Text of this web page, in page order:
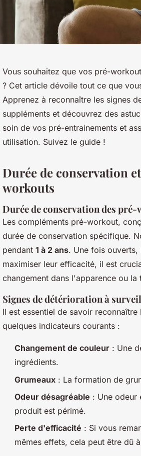
Vous souhaitez que vos pré-
? Cet article dévoile tout ce que
Apprenez à reconnaître les signes
suppléments et découvrez des
soin de vos pré-entrainements et
utilisation. Suivez le guide !
Durée de conservation
workouts
Durée de conservation des
Les compléments pré-workout,
durée de conservation spécifique.
pendant 1 à 2 ans. Une fois
maximiser leur efficacité, il est
changement dans l'apparence ou la
Signes de détérioration à
Il est essentiel de savoir
quelques indicateurs courants :
Changement de couleur : Une
ingrédients.
Grumeaux : La formation de
Odeur désagréable : Une odeur
produit est périmé.
Perte d'efficacité : Si vous
mêmes effets, cela peut être dû